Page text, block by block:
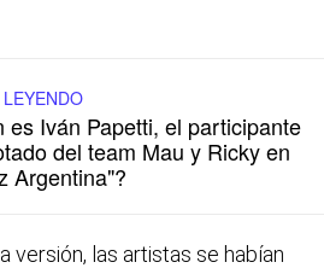
es Iván Papetti, el participante
del team Mau y Ricky en
Argentina"?
versión, las artistas se habían